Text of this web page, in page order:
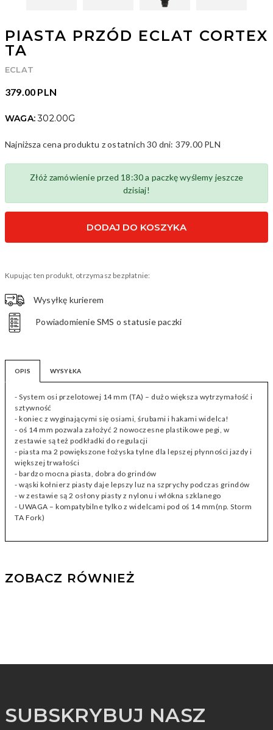
PIASTA PRZÓD ECLAT CORTEX
TA
ECLAT
379.00 PLN
WAGA:302.00G
Najniższa cena produktu z ostatnich 30 dni: 379.00 PLN
Złóż zamówienie przed 18:30 a paczkę wyślemy jeszcze
dzisiaj!
DODAJ DO KOSZYKA
Kupując ten produkt, otrzymasz bezpłatnie:
Wysyłkę kurierem
Powiadomienie SMS o statusie paczki
OPIS WYSYŁKA
- System osi przelotowej 14 mm (TA) – dużo większa wytrzymałość i
sztywność
- koniec z wyginającymi się osiami, śrubami i hakami widelca!
- oś 14 mm pozwala założyć 2 nowoczesne plastikowe pegi, w
zestawie są też podkładki do regulacji
- piasta ma 2 powiększone łożyska tylne dla lepszej płynności jazdy i
większej trwałości
- bardzo mocna piasta, dobra do grindów
- wąski kołnierz piasty daje lepszy luz na szprychy podczas grindów
- w zestawie są 2 osłony piasty z nylonu i włókna szklanego
- UWAGA – kompatybilne tylko z widelcami pod oś 14 mm(np. Storm
TA Fork)
ZOBACZ RÓWNIEŻ
SUBSKRYBUJ NASZ